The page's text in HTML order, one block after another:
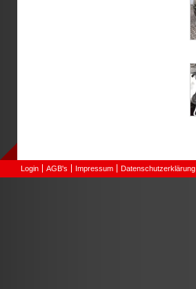
Login AGB's Impressum Datenschutzerklärung